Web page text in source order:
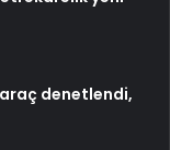
denetlendi,